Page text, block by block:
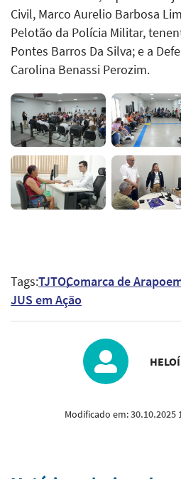
Civil, Marco Aurelio Barbosa
Pelotão da Polícia Militar,
Pontes Barros Da Silva; e a
Carolina Benassi Perozim.
Tags:TJTOComarca de
JUS em Ação
Modificado em:30.10.2025